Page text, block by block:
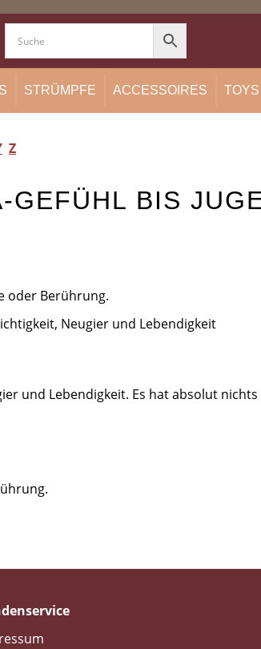
STRÜMPFE ACCESSOIRES TOYS
Z
BIS
oder Berührung.
Neugier und Lebendigkeit
und Lebendigkeit. Es hat absolut